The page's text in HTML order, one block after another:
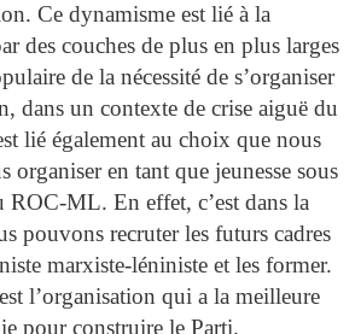
Ce dynamisme est lié à la
des couches de plus en plus larges
de la nécessité de s’organiser
dans un contexte de crise aiguë du
lié également au choix que nous
organiser en tant que jeunesse sous
ROC-ML. En effet, c’est dans la
pouvons recruter les futurs cadres
marxiste-léniniste et les former.
l’organisation qui a la meilleure
pour construire le Parti.